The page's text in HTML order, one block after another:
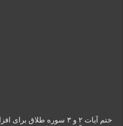
ختم آیات ۲ و ۳ سوره